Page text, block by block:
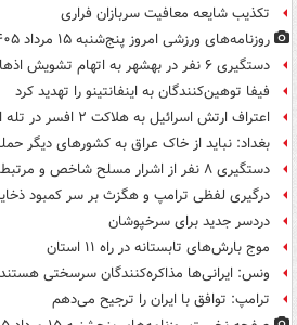
تکذیب شایعه معافیت سربازان فراری
روزنامه‌های ورزشی امروز پنج‌شنبه ۱۵ مرداد ۱۴۰۵
دستگیری ۶ نفر در بهشهر به اتهام تشویش اذهان عمومی
فیفا توهین‌کنندگان به اینفانتینو را تهدید کرد
اعتراف ارتش اسرائیل به هلاکت ۲ افسر در تله انفجاری حزب‌الله
بغداد: نباید از خاک عراق به کشورهای دیگر
دستگیری ۸ نفر از اشرار مسلح شاخص و مرتبطین گروهک های تروریستی
درگیری لفظی ترامپ و هگزث بر سر کمبود
دردسر جدید برای سرخپوشان
موج بارش‌های تابستانه در راه ۱۱ استان
ونس: ایرانی‌ها مذاکره‌کنندگان سرسختی هستند
ترامپ: توافق با ایران را ترجیح می‌دهم